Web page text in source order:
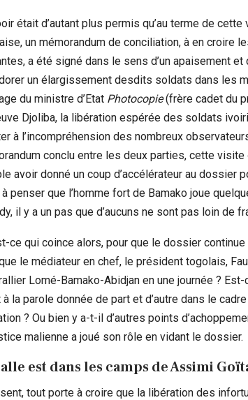
était d’autant plus permis qu’au terme de
un mémorandum de conciliation, à en croire
a été signé dans le sens d’un apaisement
un élargissement desdits soldats dans les
du ministre d’Etat Photocopie(frère cadet du
Djoliba, la libération espérée des soldats
à l’incompréhension des nombreux
conclu entre les deux parties, cette
avoir donné un coup d’accélérateur au dossier
à penser que l’homme fort de Bamako joue
il y a un pas que d’aucuns ne sont pas loin de
ce qui coince alors, pour que le dossier
le médiateur en chef, le président togolais,
Lomé-Bamako-Abidjan en une journée ?
à la parole donnée de part et d’autre dans le
? Ou bien y a-t-il d’autres points
malienne a joué son rôle en vidant le dossier.
est dans les camps de Assimi
tout porte à croire que la libération des